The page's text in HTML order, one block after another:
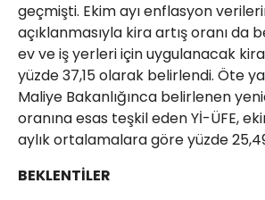
geçmişti. Ekim ayı enflasyon
açıklanmasıyla kira artış oranı da
ev ve iş yerleri için uygulanacak
yüzde 37,15 olarak belirlendi. Öte
Maliye Bakanlığınca belirlenen
oranına esas teşkil eden Yİ-ÜFE,
aylık ortalamalara göre yüzde
BEKLENTİLER